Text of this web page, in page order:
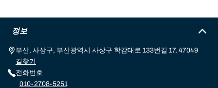
정보
부산, 사상구, 부산광역시 사상구 학감대로 133번길 17, 47049
길찾기
전화번호
010-2708-5251